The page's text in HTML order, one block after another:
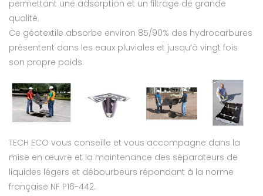
permettant une adsorption et un filtrage de grande
qualité.
Ce géotextile absorbe environ 85/90% des hydrocarbures
présentent dans les eaux pluviales et jusqu’à vingt fois
son propre poids.
TECH ECO vous conseille et vous accompagne dans la
mise en œuvre et la maintenance des séparateurs de
liquides légers et débourbeurs répondant à la norme
française NF P16-442.